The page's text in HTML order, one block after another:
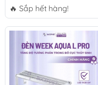
🔥 Sắp hết hàng!